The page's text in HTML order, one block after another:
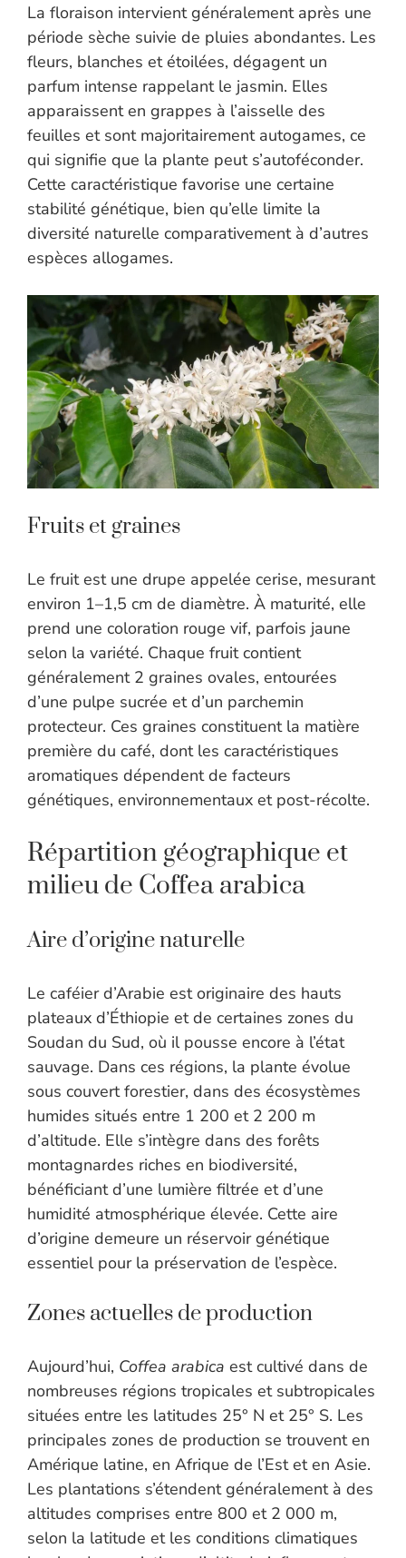
La floraison intervient généralement après une
période sèche suivie de pluies abondantes. Les
fleurs, blanches et étoilées, dégagent un
parfum intense rappelant le jasmin. Elles
apparaissent en grappes à l’aisselle des
feuilles et sont majoritairement autogames, ce
qui signifie que la plante peut s’autoféconder.
Cette caractéristique favorise une certaine
stabilité génétique, bien qu’elle limite la
diversité naturelle comparativement à d’autres
espèces allogames.
Fruits et graines
Le fruit est une drupe appelée cerise, mesurant
environ 1–1,5 cm de diamètre. À maturité, elle
prend une coloration rouge vif, parfois jaune
selon la variété. Chaque fruit contient
généralement 2 graines ovales, entourées
d’une pulpe sucrée et d’un parchemin
protecteur. Ces graines constituent la matière
première du café, dont les caractéristiques
aromatiques dépendent de facteurs
génétiques, environnementaux et post-récolte.
Répartition géographique et
milieu de Coffea arabica
Aire d’origine naturelle
Le caféier d’Arabie est originaire des hauts
plateaux d’Éthiopie et de certaines zones du
Soudan du Sud, où il pousse encore à l’état
sauvage. Dans ces régions, la plante évolue
sous couvert forestier, dans des écosystèmes
humides situés entre 1 200 et 2 200 m
d’altitude. Elle s’intègre dans des forêts
montagnardes riches en biodiversité,
bénéficiant d’une lumière filtrée et d’une
humidité atmosphérique élevée. Cette aire
d’origine demeure un réservoir génétique
essentiel pour la préservation de l’espèce.
Zones actuelles de production
Aujourd’hui, Coffea arabica est cultivé dans de
nombreuses régions tropicales et subtropicales
situées entre les latitudes 25° N et 25° S. Les
principales zones de production se trouvent en
Amérique latine, en Afrique de l’Est et en Asie.
Les plantations s’étendent généralement à des
altitudes comprises entre 800 et 2 000 m,
selon la latitude et les conditions climatiques